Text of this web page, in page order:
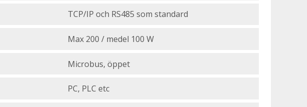
TCP/IP och RS485 som standard
Max 200 / medel 100 W
Microbus, öppet
PC, PLC etc